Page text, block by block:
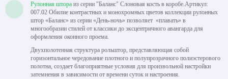
Рулонная штора из серии "Баланс" Слоновая кость в коробе.Артикул:
007.02 Обилие контрастных и монохромных цветов коллекции рулонных
штор «Баланс» из серии «День-ночь» позволяет «плавать» в
многообразии стилей от классики до эксцентричного авангарда для
оформления оконного проема.
Двухполотенная структура рольштор, представляющая собой
горизонтальное чередование плотного и полупрозрачного полиэстерового
полотна, создает благоприятные условия для произвольной настройки
затемнения в зависимости от времени суток и настроения.